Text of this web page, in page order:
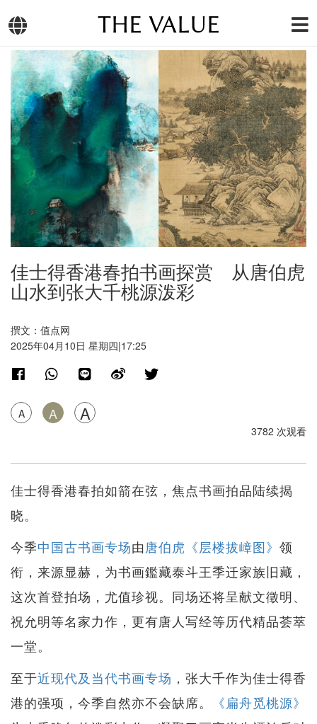
THE VALUE
佳士得香港春拍书画探赏 从唐伯虎
山水到张大千桃源泼彩
撰文：值点网
2025年04月10日 星期四|17:25
A A A
3782 次观看
佳士得香港春拍如箭在弦，焦点书画拍品陆续揭
晓。
今季中国古书画专场由唐伯虎《层楼拔嶂图》 领
衔，来源显赫，为书画鑑藏泰斗王季迁家族旧藏，
这次首登拍场，尤值珍视。同场还将呈献文徵明、
祝允明等名家力作，更有唐人写经等历代精品荟萃
一堂。
至于近现代及当代书画专场 ，张大千作为佳士得香
港的强项，今季自然亦不会缺席。
《扁舟觅桃源》